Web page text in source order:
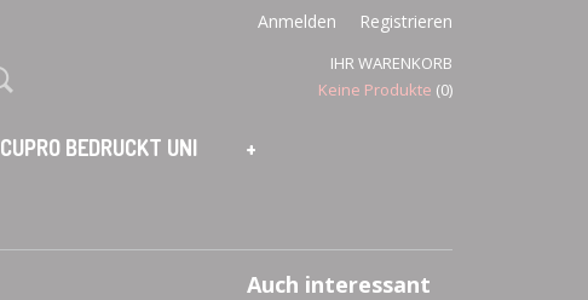
Anmelden Registrieren
IHR WARENKORB
Keine Produkte (0)
CUPRO BEDRUCKT UNI +
Auch interessant